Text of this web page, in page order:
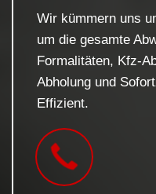
Wir kümmern uns
um die gesamte
Formalitäten, Kfz-
Abholung und
Effizient.